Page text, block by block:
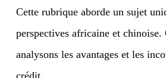
Cette rubrique aborde un sujet
perspectives africaine et
analysons les avantages et les
crédit.